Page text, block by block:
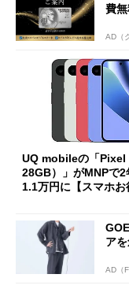
費
AD（
UQ mobileの「Pixel
28GB）」がMNPで2
1.1万円に【スマホお
ア
AD（